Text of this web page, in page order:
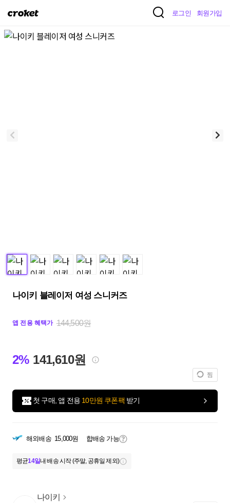
크
켓
로그인 회원가입
나이키 블레이저 여성 스니커즈
앱 전용 혜택가 144,500원
2% 141,610원
찜
첫 구매, 앱 전용 10만원 쿠폰팩 받기
해외배송 15,000원 합배송 가능
평균14일내 배송 시작 (주말, 공휴일 제외)
나이키